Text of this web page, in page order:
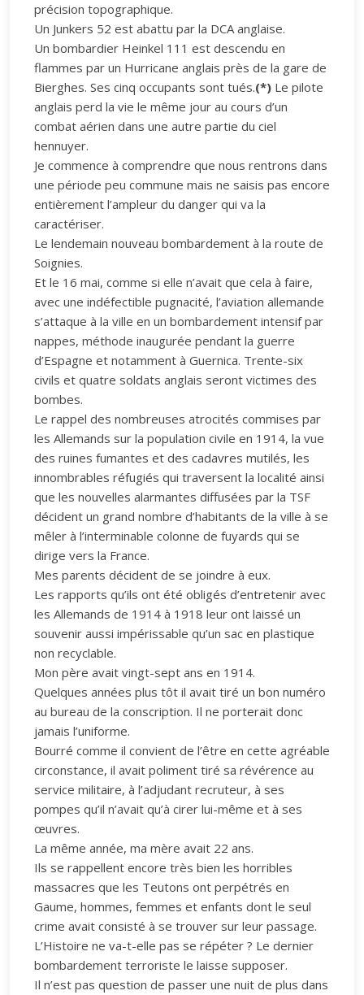
précision topographique.
Un Junkers 52 est abattu par la DCA anglaise.
Un bombardier Heinkel 111 est descendu en
flammes par un Hurricane anglais près de la gare de
Bierghes. Ses cinq occupants sont tués.(*) Le pilote
anglais perd la vie le même jour au cours d’un
combat aérien dans une autre partie du ciel
hennuyer.
Je commence à comprendre que nous rentrons dans
une période peu commune mais ne saisis pas encore
entièrement l’ampleur du danger qui va la
caractériser.
Le lendemain nouveau bombardement à la route de
Soignies.
Et le 16 mai, comme si elle n’avait que cela à faire,
avec une indéfectible pugnacité, l’aviation allemande
s’attaque à la ville en un bombardement intensif par
nappes, méthode inaugurée pendant la guerre
d’Espagne et notamment à Guernica. Trente-six
civils et quatre soldats anglais seront victimes des
bombes.
Le rappel des nombreuses atrocités commises par
les Allemands sur la population civile en 1914, la vue
des ruines fumantes et des cadavres mutilés, les
innombrables réfugiés qui traversent la localité ainsi
que les nouvelles alarmantes diffusées par la TSF
décident un grand nombre d’habitants de la ville à se
mêler à l’interminable colonne de fuyards qui se
dirige vers la France.
Mes parents décident de se joindre à eux.
Les rapports qu’ils ont été obligés d’entretenir avec
les Allemands de 1914 à 1918 leur ont laissé un
souvenir aussi impérissable qu’un sac en plastique
non recyclable.
Mon père avait vingt-sept ans en 1914.
Quelques années plus tôt il avait tiré un bon numéro
au bureau de la conscription. Il ne porterait donc
jamais l’uniforme.
Bourré comme il convient de l’être en cette agréable
circonstance, il avait poliment tiré sa révérence au
service militaire, à l’adjudant recruteur, à ses
pompes qu’il n’avait qu’à cirer lui-même et à ses
œuvres.
La même année, ma mère avait 22 ans.
Ils se rappellent encore très bien les horribles
massacres que les Teutons ont perpétrés en
Gaume, hommes, femmes et enfants dont le seul
crime avait consisté à se trouver sur leur passage.
L’Histoire ne va-t-elle pas se répéter ? Le dernier
bombardement terroriste le laisse supposer.
Il n’est pas question de passer une nuit de plus dans